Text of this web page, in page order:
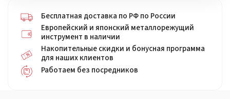
Бесплатная доставка по РФ по России
Европейский и японский металлорежущий
инструмент в наличии
Накопительные скидки и бонусная программа
для наших клиентов
Работаем без посредников